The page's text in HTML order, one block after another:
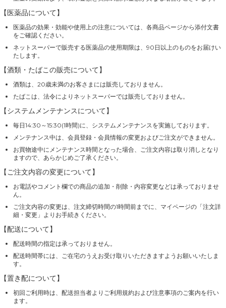
【医薬品について】
医薬品の効果・効能や使用上の注意については、各商品ページから添付文書
をご確認ください。
ネットスーパーで販売する医薬品の使用期限は、90日以上のものをお届けい
たします。
【酒類・たばこの販売について】
酒類は、20歳未満のお客さまには販売しておりません。
たばこは、法令によりネットスーパーでは販売しておりません。
【システムメンテナンスについて】
毎日14:30～15:30(1時間)に、システムメンテナンスを実施しております。
メンテナンス中は、会員登録・会員情報の変更およびご注文ができません。
お買物途中にメンテナンス時間となった場合、ご注文内容は取り消しとなり
ますので、あらかじめご了承ください。
【ご注文内容の変更について】
お電話やコメント欄での商品の追加・削除・内容変更などは承っておりませ
ん。
ご注文内容の変更は、注文締切時間の1時間前までに、マイページの「注文詳
細・変更」よりお手続きください。
【配送について】
配送時間の指定は承っておりません。
配送時間帯には、ご在宅のうえお受け取りいただきますようお願いいたしま
す。
【置き配について】
初回ご利用時は、配送担当者よりご利用規約および注意事項のご案内を行い
ます。